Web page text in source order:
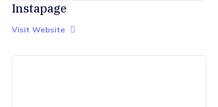
Instapage
Visit Website Opens New Window